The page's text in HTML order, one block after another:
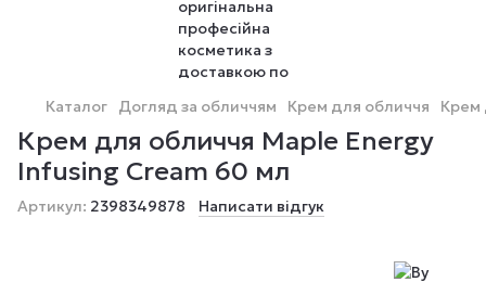
Каталог Догляд за обличчям Крем для обличчя Крем
Крем для обличчя Maple Energy
Infusing Cream 60 мл
Артикул: 2398349878 Написати відгук